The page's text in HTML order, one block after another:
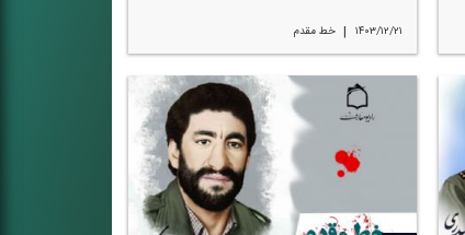
۱۴۰۳/۱۲/۲۱ | خط مقدم